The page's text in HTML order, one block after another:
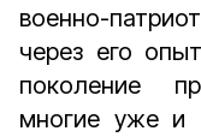
военно-
через его
поколение
многие уже и